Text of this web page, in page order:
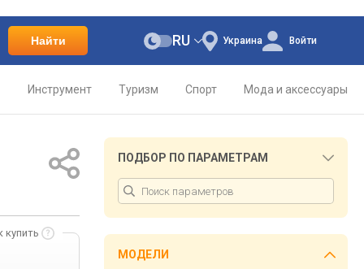
Найти Украина
RU Войти
Инструмент Туризм Спорт Мода и аксессуары
купить
ПОДБОР ПО ПАРАМЕТРАМ
МОДЕЛИ